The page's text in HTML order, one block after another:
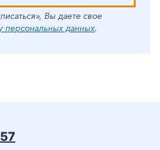
Вы даете свое
персональных данных.